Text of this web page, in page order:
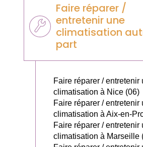
Faire réparer /
entretenir une
climatisation
part
Faire réparer / entretenir
climatisation à Nice (06)
Faire réparer / entretenir
climatisation à Aix-en-
Faire réparer / entretenir
climatisation à Marseille